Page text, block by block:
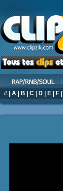
# A B C D E F